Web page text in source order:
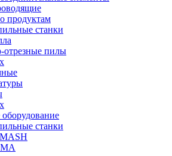
продуктам
станки
отрезные пилы
станки